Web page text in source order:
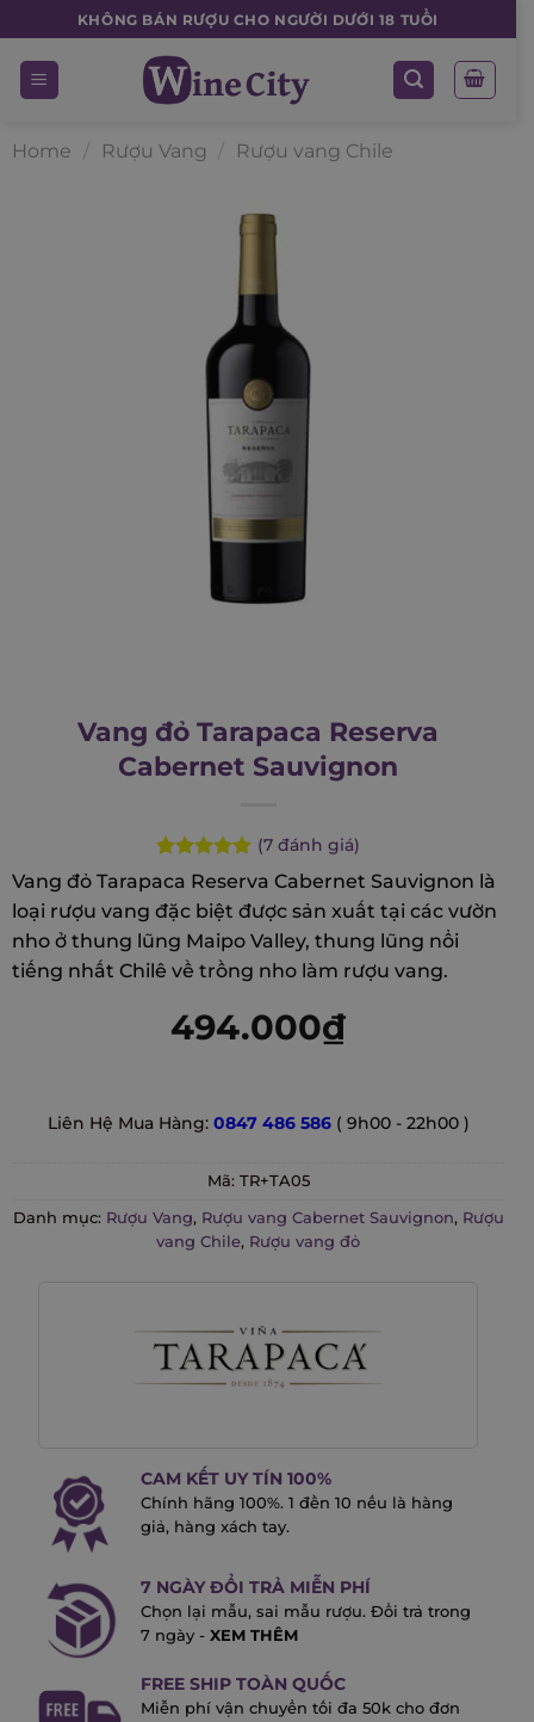
to
content
KHÔNG BÁN RƯỢU CHO NGƯỜI DƯỚI 18 TUỔI
Home / Rượu Vang / Rượu vang Chile
Vang đỏ Tarapaca Reserva
Cabernet Sauvignon
Rated5.00
out of 5
based on
7
customer
ratings
(7đánh giá)
Vang đỏ Tarapaca Reserva Cabernet Sauvignon là
loại rượu vang đặc biệt được sản xuất tại các vườn
nho ở thung lũng Maipo Valley, thung lũng nổi
tiếng nhất Chilê về trồng nho làm rượu vang.
494.000₫
Liên Hệ Mua Hàng: 0847 486 586 ( 9h00 - 22h00 )
Mã: TR+TA05
Danh mục: Rượu Vang, Rượu vang Cabernet Sauvignon, Rượu
vang Chile, Rượu vang đỏ
CAM KẾT UY TÍN 100%
Chính hãng 100%. 1 đền 10 nếu là hàng
giả, hàng xách tay.
7 NGÀY ĐỔI TRẢ MIỄN PHÍ
Chọn lại mẫu, sai mẫu rượu. Đổi trả trong
7 ngày - XEM THÊM
FREE SHIP TOÀN QUỐC
Miễn phí vận chuyển tối đa 50k cho đơn